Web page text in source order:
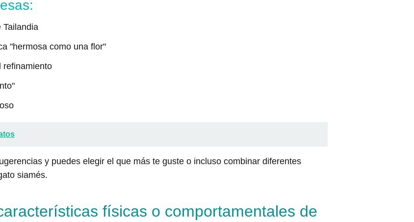
Tailandia
"hermosa como una flor"
refinamiento
y puedes elegir el que más te guste o incluso combinar diferentes
siamés.
físicas o comportamentales de